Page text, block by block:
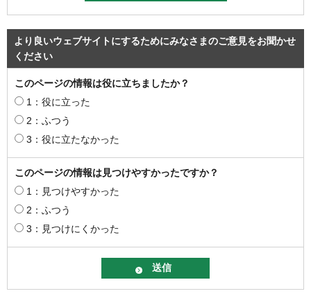
より良いウェブサイトにするためにみなさまのご意見をお聞かせ
ください
このページの情報は役に立ちましたか？
1：役に立った
2：ふつう
3：役に立たなかった
このページの情報は見つけやすかったですか？
1：見つけやすかった
2：ふつう
3：見つけにくかった